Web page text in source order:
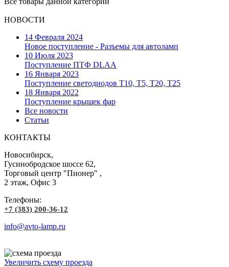
НОВОСТИ
14 Февраля 2024
Новое поступление - Разъемы для автоламп
10 Июля 2023
Поступление ПТФ DLAA
16 Января 2023
Поступление светодиодов T10, T5, T20, T25
18 Января 2022
Поступление крышек фар
Все новости
Статьи
КОНТАКТЫ
Новосибирск,
Гусинобродское шоссе 62,
Торговый центр "Пионер" ,
2 этаж, Офис 3
Телефоны:
+7 (383) 200-36-12
info@avto-lamp.ru
Увеличить схему проезда